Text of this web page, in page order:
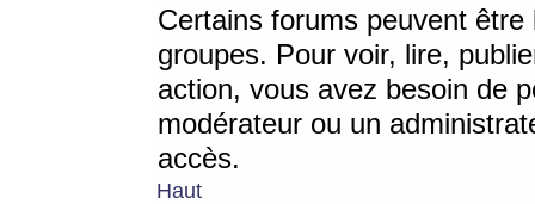
Certains forums peuvent être
groupes. Pour voir, lire,
action, vous avez besoin de
modérateur ou un
accès.
Haut